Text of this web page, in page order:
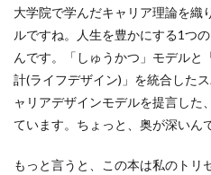
大学院で学んだキャリア理論を織
ルですね。人生を豊かにする1つ
んです。「しゅうかつ」モデルと
計(ライフデザイン)」を統合した
ャリアデザインモデルを提言した
ています。ちょっと、奥が深いん
もっと言うと、この本は私のトリ